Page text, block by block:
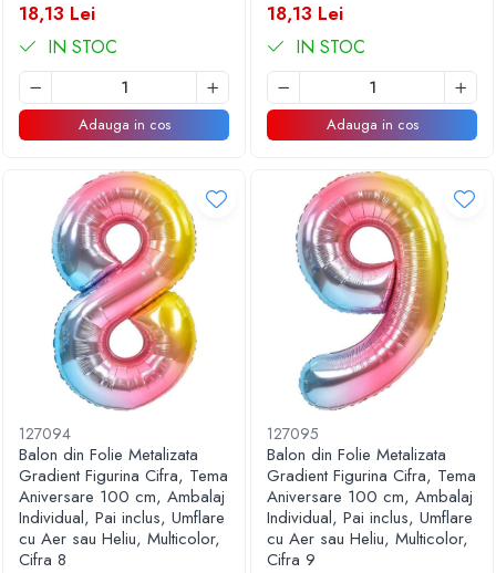
18,13 Lei
IN STOC
Adauga in cos
18,13 Lei
IN STOC
Adauga in cos
127094
Balon din Folie Metalizata
Gradient Figurina Cifra, Tema
Aniversare 100 cm, Ambalaj
Individual, Pai inclus, Umflare
cu Aer sau Heliu, Multicolor,
Cifra 8
127095
Balon din Folie Metalizata
Gradient Figurina Cifra, Tema
Aniversare 100 cm, Ambalaj
Individual, Pai inclus, Umflare
cu Aer sau Heliu, Multicolor,
Cifra 9